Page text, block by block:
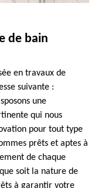
de bain
en travaux de
suivante :
une
qui nous
pour tout type
prêts et aptes à
de chaque
soit la nature de
à garantir votre